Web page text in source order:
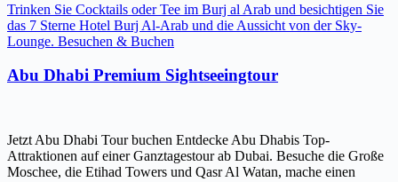
Trinken Sie Cocktails oder Tee im Burj al Arab und besichtigen Sie
das 7 Sterne Hotel Burj Al-Arab und die Aussicht von der Sky-
Lounge. Besuchen & Buchen
Abu Dhabi Premium Sightseeingtour
Jetzt Abu Dhabi Tour buchen Entdecke Abu Dhabis Top-
Attraktionen auf einer Ganztagestour ab Dubai. Besuche die Große
Moschee, die Etihad Towers und Qasr Al Watan, mache einen